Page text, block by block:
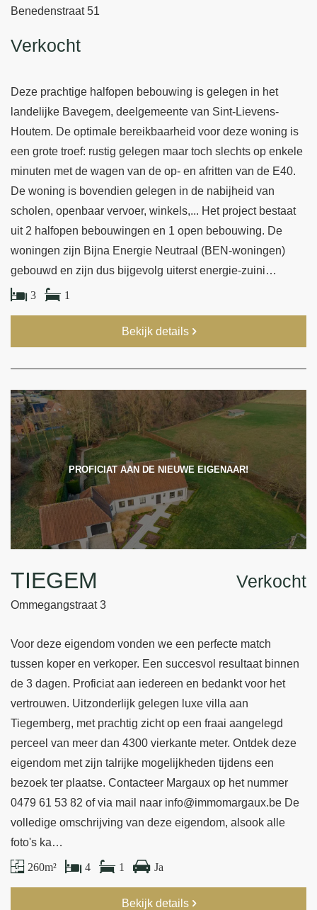
Benedenstraat 51
Verkocht
Deze prachtige halfopen bebouwing is gelegen in het
landelijke Bavegem, deelgemeente van Sint-Lievens-
Houtem. De optimale bereikbaarheid voor deze woning is
een grote troef: rustig gelegen maar toch slechts op enkele
minuten met de wagen van de op- en afritten van de E40.
De woning is bovendien gelegen in de nabijheid van
scholen, openbaar vervoer, winkels,... Het project bestaat
uit 2 halfopen bebouwingen en 1 open bebouwing. De
woningen zijn Bijna Energie Neutraal (BEN-woningen)
gebouwd en zijn dus bijgevolg uiterst energie-zuini…
3 1
Bekijk details
PROFICIAT AAN DE NIEUWE EIGENAAR!
TIEGEM
Ommegangstraat 3
Verkocht
Voor deze eigendom vonden we een perfecte match
tussen koper en verkoper. Een succesvol resultaat binnen
de 3 dagen. Proficiat aan iedereen en bedankt voor het
vertrouwen. Uitzonderlijk gelegen luxe villa aan
Tiegemberg, met prachtig zicht op een fraai aangelegd
perceel van meer dan 4300 vierkante meter. Ontdek deze
eigendom met zijn talrijke mogelijkheden tijdens een
bezoek ter plaatse. Contacteer Margaux op het nummer
0479 61 53 82 of via mail naar info@immomargaux.be De
volledige omschrijving van deze eigendom, alsook alle
foto's ka…
260 m² 4 1 Ja
Bekijk details